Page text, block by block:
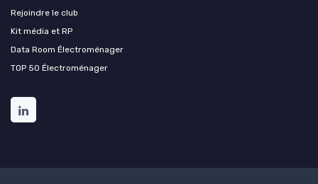
Rejoindre le club
Kit média et RP
Data Room Électroménager
TOP 50 Électroménager